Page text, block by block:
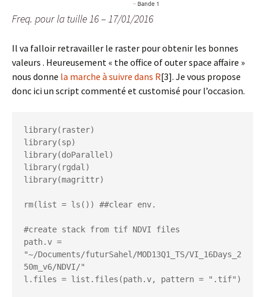
Freq. pour la tuille 16 – 17/01/2016
Il va falloir retravailler le raster pour obtenir les bonnes
valeurs . Heureusement « the office of outer space affaire »
nous donne la marche à suivre dans R[3]. Je vous propose
donc ici un script commenté et customisé pour l’occasion.
library(raster)
library(sp)
library(doParallel)
library(rgdal)
library(magrittr)
rm(list = ls()) ##clear env.
#create stack from tif NDVI files
path.v =
"~/Documents/futurSahel/MOD13Q1_TS/VI_16Days_2
50m_v6/NDVI/"
l.files = list.files(path.v, pattern = ".tif")